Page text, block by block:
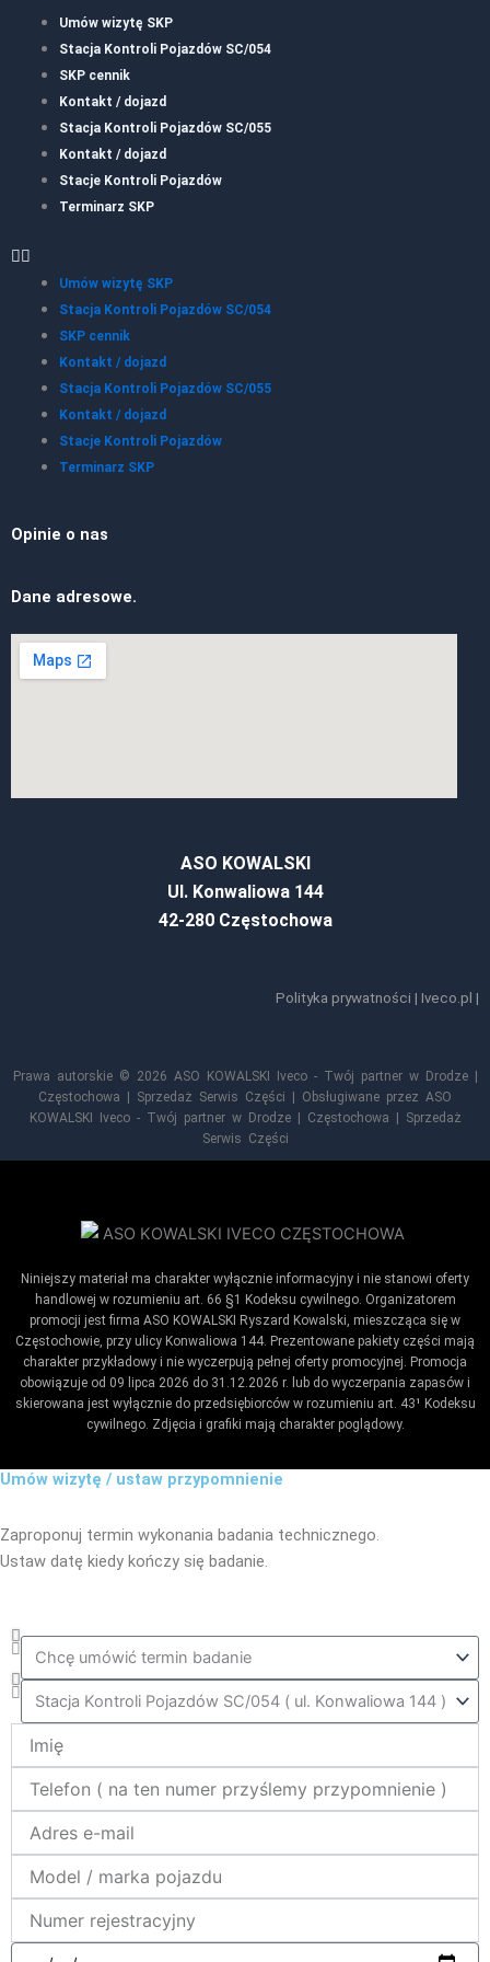
Umów wizytę SKP
Stacja Kontroli Pojazdów SC/054
SKP cennik
Kontakt / dojazd
Stacja Kontroli Pojazdów SC/055
Kontakt / dojazd
Stacje Kontroli Pojazdów
Terminarz SKP
Umów wizytę SKP
Stacja Kontroli Pojazdów SC/054
SKP cennik
Kontakt / dojazd
Stacja Kontroli Pojazdów SC/055
Kontakt / dojazd
Stacje Kontroli Pojazdów
Terminarz SKP
Opinie o nas
Dane adresowe.
ASO KOWALSKI
Ul. Konwaliowa 144
42-280 Częstochowa
Polityka prywatności | Iveco.pl |
Prawa autorskie © 2026 ASO KOWALSKI Iveco - Twój partner w Drodze |
Częstochowa | Sprzedaż Serwis Części | Obsługiwane przez ASO
KOWALSKI Iveco - Twój partner w Drodze | Częstochowa | Sprzedaż
Serwis Części
Niniejszy materiał ma charakter wyłącznie informacyjny i nie stanowi oferty
handlowej w rozumieniu art. 66 §1 Kodeksu cywilnego. Organizatorem
promocji jest firma ASO KOWALSKI Ryszard Kowalski, mieszcząca się w
Częstochowie, przy ulicy Konwaliowa 144. Prezentowane pakiety części mają
charakter przykładowy i nie wyczerpują pełnej oferty promocyjnej. Promocja
obowiązuje od 09 lipca 2026 do 31.12.2026 r. lub do wyczerpania zapasów i
skierowana jest wyłącznie do przedsiębiorców w rozumieniu art. 43¹ Kodeksu
cywilnego. Zdjęcia i grafiki mają charakter poglądowy.
Umów wizytę / ustaw przypomnienie
Zaproponuj termin wykonania badania technicznego.
Ustaw datę kiedy kończy się badanie.
Co_zrobic
ktora_stacja
mail
data